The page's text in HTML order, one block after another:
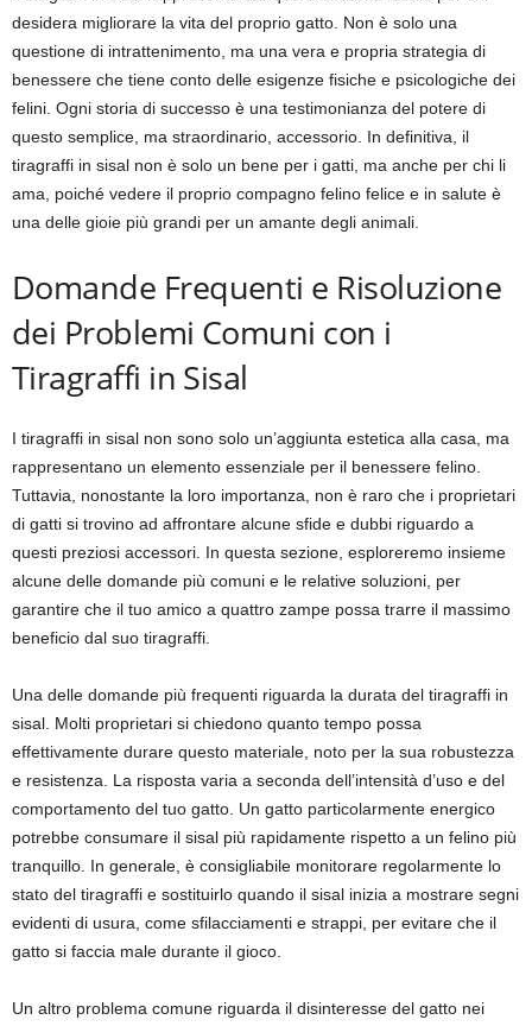
desidera migliorare la vita del proprio gatto. Non è solo una
questione di intrattenimento, ma una vera e propria strategia di
benessere che tiene conto delle esigenze fisiche e psicologiche dei
felini. Ogni storia di successo è una testimonianza del potere di
questo semplice, ma straordinario, accessorio. In definitiva, il
tiragraffi in sisal non è solo un bene per i gatti, ma anche per chi li
ama, poiché vedere il proprio compagno felino felice e in salute è
una delle gioie più grandi per un amante degli animali.
Domande Frequenti e Risoluzione
dei Problemi Comuni con i
Tiragraffi in Sisal
I tiragraffi in sisal non sono solo un’aggiunta estetica alla casa, ma
rappresentano un elemento essenziale per il benessere felino.
Tuttavia, nonostante la loro importanza, non è raro che i proprietari
di gatti si trovino ad affrontare alcune sfide e dubbi riguardo a
questi preziosi accessori. In questa sezione, esploreremo insieme
alcune delle domande più comuni e le relative soluzioni, per
garantire che il tuo amico a quattro zampe possa trarre il massimo
beneficio dal suo tiragraffi.
Una delle domande più frequenti riguarda la durata del tiragraffi in
sisal. Molti proprietari si chiedono quanto tempo possa
effettivamente durare questo materiale, noto per la sua robustezza
e resistenza. La risposta varia a seconda dell’intensità d’uso e del
comportamento del tuo gatto. Un gatto particolarmente energico
potrebbe consumare il sisal più rapidamente rispetto a un felino più
tranquillo. In generale, è consigliabile monitorare regolarmente lo
stato del tiragraffi e sostituirlo quando il sisal inizia a mostrare segni
evidenti di usura, come sfilacciamenti e strappi, per evitare che il
gatto si faccia male durante il gioco.
Un altro problema comune riguarda il disinteresse del gatto nei